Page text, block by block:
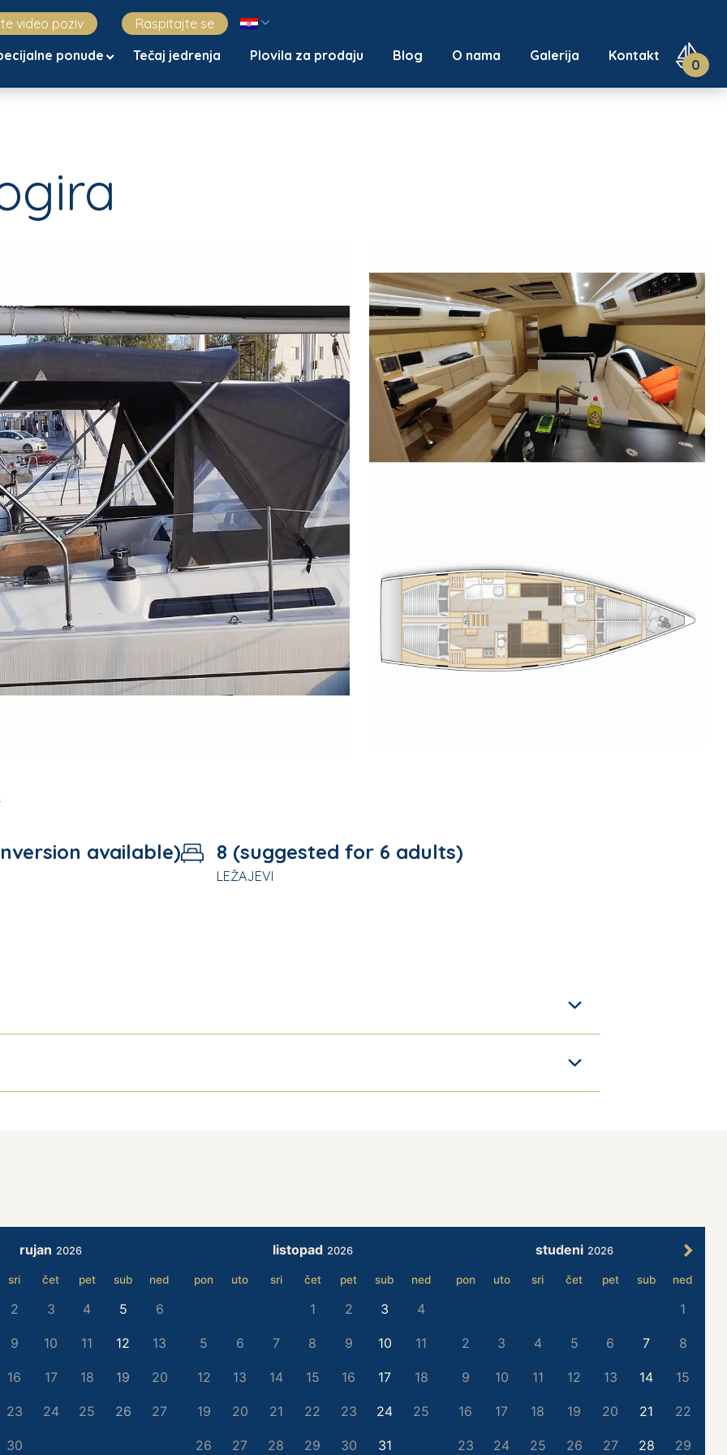
video poziv
Raspitajte se
ponude
Tečaj jedrenja Plovila za prodaju Blog O nama Galerija Kontakt
0
available) 8 (suggested for 6 adults)
LEŽAJEVI
rujan 2026
sri čet pet sub ned
2 3 4 5 6
9 10 11 12 13
16 17 18 19 20
23 24 25 26 27
30
listopad 2026
pon uto sri čet pet sub ned
1 2 3 4
5 6 7 8 9 10 11
12 13 14 15 16 17 18
19 20 21 22 23 24 25
26 27 28 29 30 31
studeni 2026
pon uto sri čet pet sub ned
1
2 3 4 5 6 7 8
9 10 11 12 13 14 15
16 17 18 19 20 21 22
23 24 25 26 27 28 29